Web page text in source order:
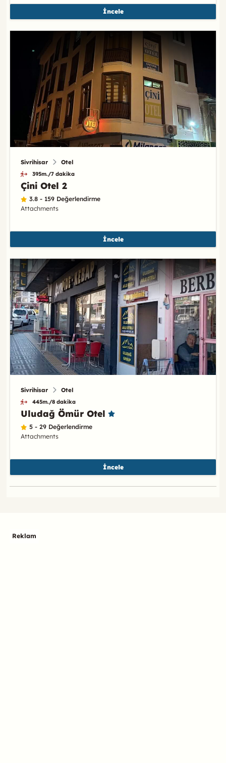
İncele
Sivrihisar Otel
395m./7 dakika
Çini Otel 2
3.8 - 159 Değerlendirme
Attachments
İncele
Sivrihisar Otel
445m./8 dakika
Uludağ Ömür Otel
5 - 29 Değerlendirme
Attachments
İncele
Reklam